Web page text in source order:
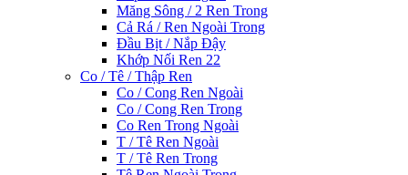
Măng Sông / 2 Ren Trong
Cả Rá / Ren Ngoài Trong
Đầu Bịt / Nắp Đậy
Khớp Nối Ren 22
Co / Tê / Thập Ren
Co / Cong Ren Ngoài
Co / Cong Ren Trong
Co Ren Trong Ngoài
T / Tê Ren Ngoài
T / Tê Ren Trong